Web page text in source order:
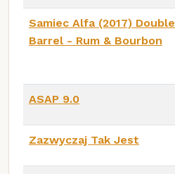
Samiec Alfa (2017) Double
Barrel - Rum & Bourbon
ASAP 9.0
Zazwyczaj Tak Jest